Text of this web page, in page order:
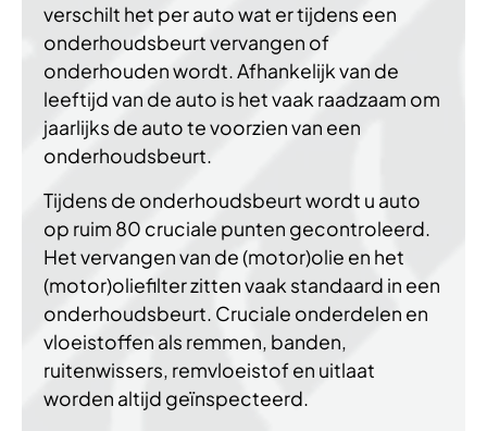
verschilt het per auto wat er tijdens een
onderhoudsbeurt vervangen of
onderhouden wordt. Afhankelijk van de
leeftijd van de auto is het vaak raadzaam om
jaarlijks de auto te voorzien van een
onderhoudsbeurt.
Tijdens de onderhoudsbeurt wordt u auto
op ruim 80 cruciale punten gecontroleerd.
Het vervangen van de (motor)olie en het
(motor)oliefilter zitten vaak standaard in een
onderhoudsbeurt. Cruciale onderdelen en
vloeistoffen als remmen, banden,
ruitenwissers, remvloeistof en uitlaat
worden altijd geïnspecteerd.